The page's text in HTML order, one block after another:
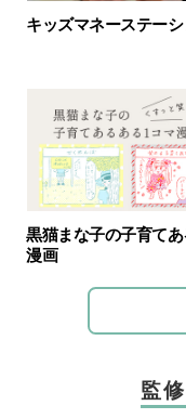
キッズマネーステー
黒猫まな子の子育て
漫画
監